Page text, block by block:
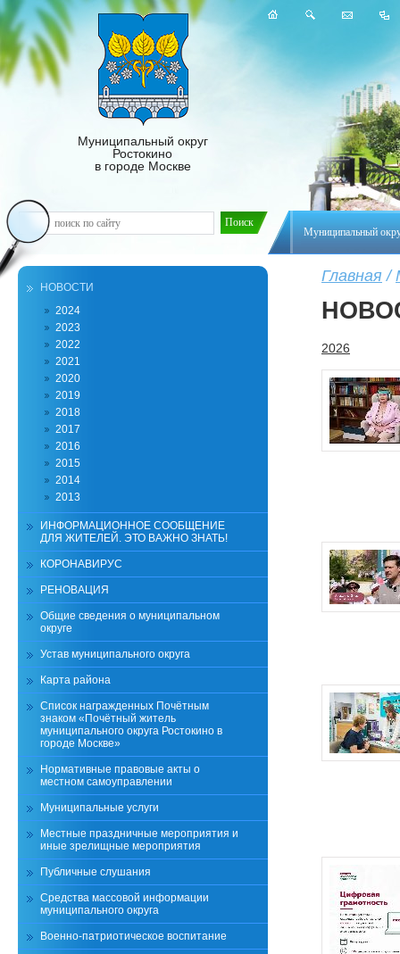
Муниципальный
Муниципальный округ
Ростокино
в городе Москве
Главная /
2026
НОВОСТИ
2024
2023
2022
2021
2020
2019
2018
2017
2016
2015
2014
2013
ИНФОРМАЦИОННОЕ СООБЩЕНИЕ
ДЛЯ ЖИТЕЛЕЙ. ЭТО ВАЖНО ЗНАТЬ!
КОРОНАВИРУС
РЕНОВАЦИЯ
Общие сведения о муниципальном
округе
Устав муниципального округа
Карта района
Список награжденных Почётным
знаком «Почётный житель
муниципального округа Ростокино в
городе Москве»
Нормативные правовые акты о
местном самоуправлении
Муниципальные услуги
Местные праздничные мероприятия и
иные зрелищные мероприятия
Публичные слушания
Средства массовой информации
муниципального округа
Военно-патриотическое воспитание